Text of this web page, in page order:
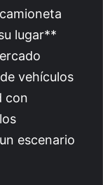
lugar**
vehículos
con
escenario